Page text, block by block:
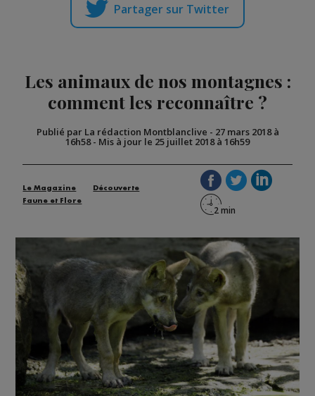
Partager sur Twitter
Les animaux de nos montagnes :
comment les reconnaître ?
Publié par La rédaction Montblanclive - 27 mars 2018 à
16h58- Mis à jour le 25 juillet 2018 à 16h59
Le Magazine
Découverte
Faune et Flore